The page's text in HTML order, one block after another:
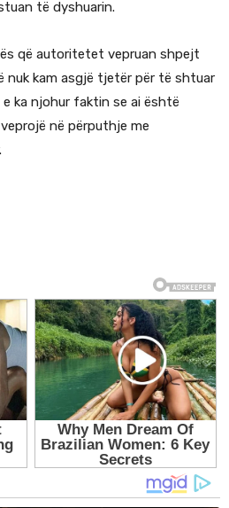
të dyshuarin.
që autoritetet vepruan shpejt
nuk kam asgjë tjetër për të shtuar
ka njohur faktin se ai është
në përputhje me